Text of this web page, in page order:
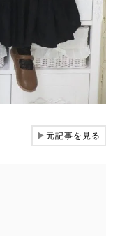
▶元記事を見る